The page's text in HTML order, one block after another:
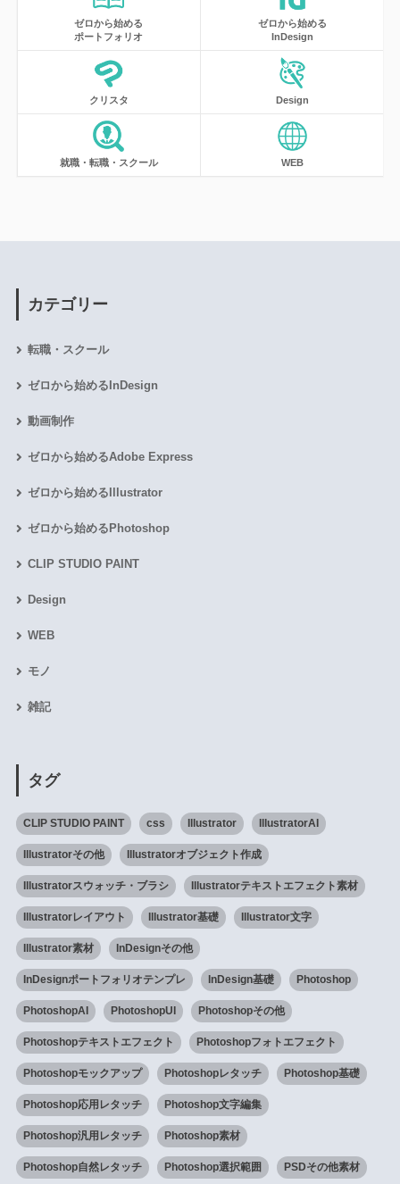
ゼロから始める
ポートフォリオ
ゼロから始める
InDesign
クリスタ Design
就職・転職・スクール WEB
カテゴリー
転職・スクール
ゼロから始めるInDesign
動画制作
ゼロから始めるAdobe Express
ゼロから始めるIllustrator
ゼロから始めるPhotoshop
CLIP STUDIO PAINT
Design
WEB
モノ
雑記
タグ
CLIP STUDIO PAINT css Illustrator IllustratorAI
Illustratorその他 Illustratorオブジェクト作成
Illustratorスウォッチ・ブラシ Illustratorテキストエフェクト素材
Illustratorレイアウト Illustrator基礎 Illustrator文字
Illustrator素材 InDesignその他
InDesignポートフォリオテンプレ InDesign基礎 Photoshop
PhotoshopAI PhotoshopUI Photoshopその他
Photoshopテキストエフェクト Photoshopフォトエフェクト
Photoshopモックアップ Photoshopレタッチ Photoshop基礎
Photoshop応用レタッチ Photoshop文字編集
Photoshop汎用レタッチ Photoshop素材
Photoshop自然レタッチ Photoshop選択範囲 PSDその他素材